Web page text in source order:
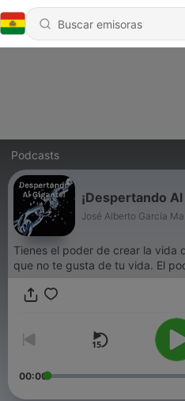
Podcasts
¡Despertando
José Alberto García
Tienes el poder de crear la vida
que no te gusta de tu vida. El
00:00